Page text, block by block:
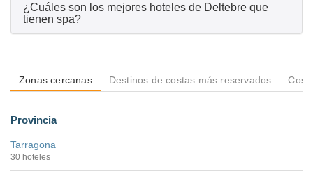
¿Cuáles son los mejores hoteles de Deltebre que
tienen spa?
Zonas cercanas Destinos de costas más reservados
Provincia
Tarragona
30 hoteles